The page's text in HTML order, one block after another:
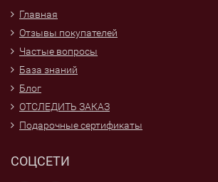
Главная
Отзывы покупателей
Частые вопросы
База знаний
Блог
ОТСЛЕДИТЬ ЗАКАЗ
Подарочные сертификаты
СОЦСЕТИ